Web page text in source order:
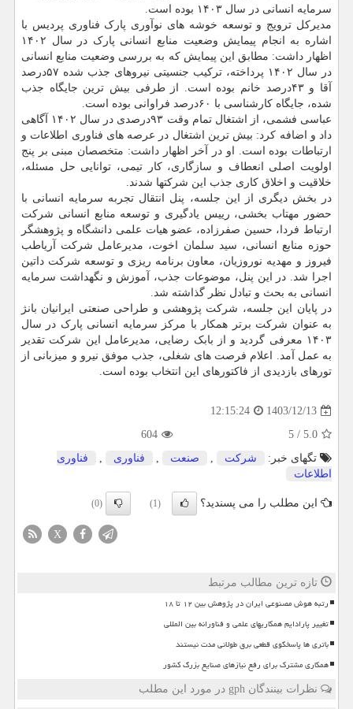
سرمایه انسانی در سال ۱۴۰۳ بوده است.
مدیرکل ترویج و توسعه خوشه های نوآوری پارک فناوری پردیس با
اشاره به انجام پیمایش وضعیت منابع انسانی پارک در سال ۱۴۰۲
اظهار داشت: مطابق این پیمایش که به بررسی وضعیت منابع انسانی
در سال ۱۴۰۲ پرداخته، ترکیب جنسیتی نیروهای جذب شده ۵۷درصد
آقا و ۴۳درصد خانم بوده است. از طرفی بیش ترین جایگاه جذب
شده، جایگاه کارشناسی با ۶۰درصد فراوانی بوده است.
عباسی فشمی، از اشتغال تمام وقت ۹۳درصدی در سال ۱۴۰۲ آگاهی
داد و اضافه کرد: بیش ترین اشتغال در عرصه های فناوری اطلاعات و
ارتباطات بوده است. او در آخر اظهار داشت: متخصصان مبنی بر پنج
اولویت اصلی انعطاف و سازگاری، کار تیمی، توانایی حل مسئله،
خلاقیت و اخلاق کاری جذب این شرکتها شدند.
در بخش دیگری از این جلسه، پنل انتقال تجربه سرمایه انسانی با
حضور مهتاب بخشی، رییس یادگیری و توسعه منابع انسانی شرکت
ارتباط فردا، حسین صفرزاده، عضو هیات علمی دانشگاه و پژوهشگر
حوزه منابع انسانی، سید سلمان اخوت، مدیرعامل شرکت آریاطب
فیروز و مهدیه نوروزیان، معاون برنامه ریزی و توسعه شرکت داتین
اجرا شد. در این پنل، موضوعات جذب، آموزش و نگهداشت سرمایه
انسانی به بحث و تبادل نظر گذاشته شد.
در پایان این جلسه، شرکت پژوهشی و طراحی صنعتی ایرانیان بانژ
به عنوان شرکت برتر همکار با مرکز سرمایه انسانی پارک در سال
۱۴۰۳ معرفی گردید و از بابک رضایی، مدیرعامل این شرکت تقدیر
به عمل آمد. اعلام فرصت های شغلی، جذب موفق نیرو و میزبانی از
تورهای بازدیدی از فاکتورهای این انتخاب بوده است.
1403/12/13
12:15:24
5.0
/
5
604
تگهای خبر:
شركت , صنعت , فناوری ,
فناوری
اطلاعات
این مطلب را می پسندید؟ (1)
(0)
X
تازه ترین مطالب مرتبط
رتبه هوش مصنوعی ایران در پژوهش بین ۱۲ تا ۱۸
تغییر پارادایم همکاریهای علمی و فناورانه بین المللی
باتری ها پاسخگوی قطعی برق طولانی مدت نیستند
همکاری مشترک برای رفع نیازهای صنایع بزرگ کشور
نظرات بینندگان gph در مورد این مطلب